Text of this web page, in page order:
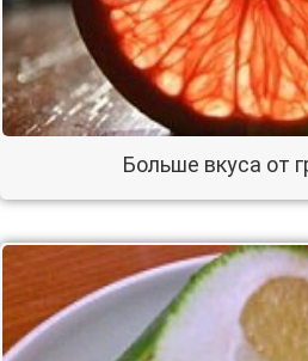
Больше вкуса от